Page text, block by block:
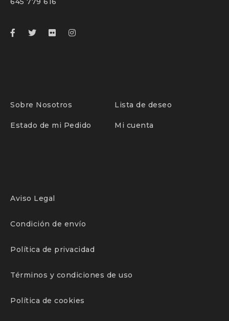
Sobre Nosotros Lista de deseo
Estado de mi Pedido Mi cuenta
Aviso Legal
Condición de envío
Política de privacidad
Términos y condiciones de uso
Política de cookies